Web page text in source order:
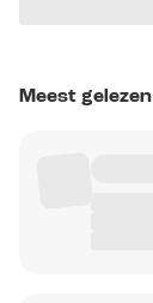
Meest gelezen